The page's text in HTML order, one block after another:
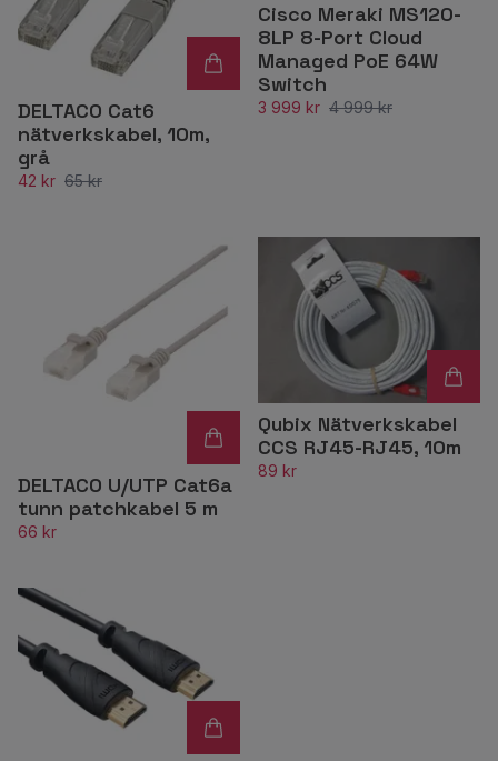
DELTACO Cat6
nätverkskabel, 10m,
grå
42 kr 65 kr
Cisco Meraki MS120-
8LP 8-Port Cloud
Managed PoE 64W
Switch
3 999 kr 4 999 kr
DELTACO U/UTP Cat6a
tunn patchkabel 5 m
66 kr
Qubix Nätverkskabel
CCS RJ45-RJ45, 10m
89 kr